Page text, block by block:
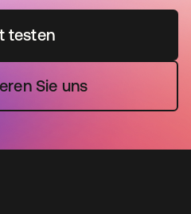
testen
Sie uns